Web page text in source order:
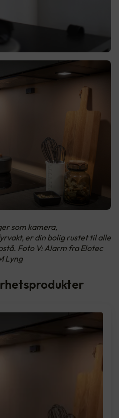
som kamera,
er din bolig rustet til alle
Foto V: Alarm fra Elotec
Lyng